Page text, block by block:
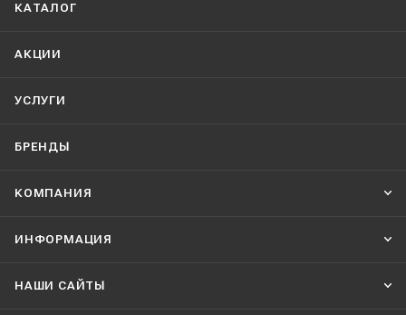
КАТАЛОГ
АКЦИИ
УСЛУГИ
БРЕНДЫ
КОМПАНИЯ
ИНФОРМАЦИЯ
НАШИ CАЙТЫ